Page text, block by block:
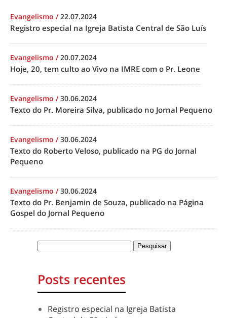
Evangelismo /22.07.2024
Registro especial na Igreja Batista Central de São Luís
Evangelismo /20.07.2024
Hoje, 20, tem culto ao Vivo na IMRE com o Pr. Leone
Evangelismo /30.06.2024
Texto do Pr. Moreira Silva, publicado no Jornal Pequeno
Evangelismo /30.06.2024
Texto do Roberto Veloso, publicado na PG do Jornal
Pequeno
Evangelismo /30.06.2024
Texto do Pr. Benjamin de Souza, publicado na Página
Gospel do Jornal Pequeno
Posts recentes
Registro especial na Igreja Batista